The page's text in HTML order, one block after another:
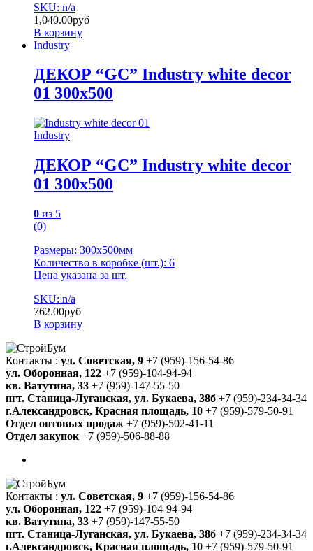
SKU: n/a
1,040.00руб
В корзину
Industry
ДЕКОР “GC” Industry white decor
01 300х500
Industry
ДЕКОР “GC” Industry white decor
01 300х500
0 из 5
(0)
Размеры: 300х500мм
Количество в коробке (шт.): 6
Цена указана за шт.
SKU: n/a
762.00руб
В корзину
Контакты : ул. Советская, 9 +7 (959)-156-54-86
ул. Оборонная, 122 +7 (959)-104-94-94
кв. Ватутина, 33 +7 (959)-147-55-50
пгт. Станица-Луганская, ул. Букаева, 38б +7 (959)-234-34-34
г.Александровск, Красная площадь, 10 +7 (959)-579-50-91
Отдел оптовых продаж +7 (959)-502-41-11
Отдел закупок +7 (959)-506-88-88
Контакты : ул. Советская, 9 +7 (959)-156-54-86
ул. Оборонная, 122 +7 (959)-104-94-94
кв. Ватутина, 33 +7 (959)-147-55-50
пгт. Станица-Луганская, ул. Букаева, 38б +7 (959)-234-34-34
г.Александровск, Красная площадь, 10 +7 (959)-579-50-91